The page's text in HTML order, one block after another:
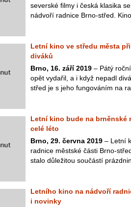
severské filmy i česká klasika
nádvoří radnice Brno-střed.
Letní kino ve středu města
diváků
Brno, 16. září 2019 – Pátý
opět vydařil, a i když nepadl
střed je s jeho fungováním na
Letní kino bude na brněnské
celé léto
Brno, 29. června 2019 – Letní
radnice městské části Brno-
stalo důležitou součástí
Letního kino na nádvoří
i novinky